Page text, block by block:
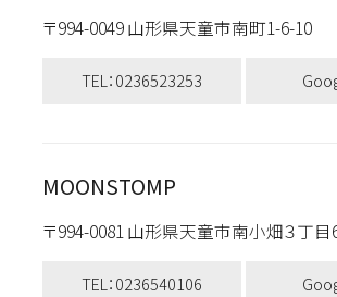
〒994-0049 山形県天童市南町1-6-10
TEL：0236523253
MOONSTOMP
〒994-0081 山形県天童市南小畑３丁目
TEL：0236540106